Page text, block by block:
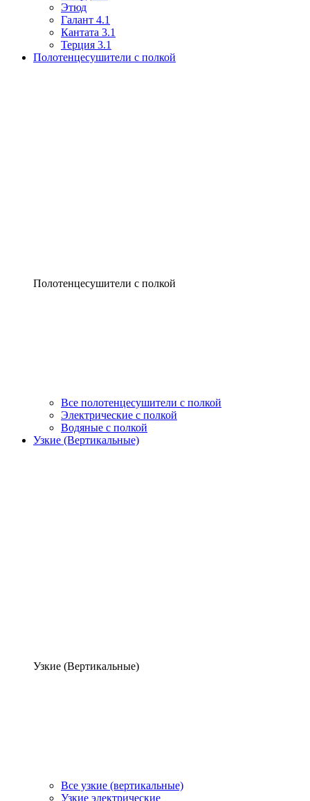
Этюд
Галант 4.1
Кантата 3.1
Терция 3.1
Полотенцесушители с полкой
Полотенцесушители с полкой
Все полотенцесушители с полкой
Электрические с полкой
Водяные с полкой
Узкие (Вертикальные)
Узкие (Вертикальные)
Все узкие (вертикальные)
Узкие электрические